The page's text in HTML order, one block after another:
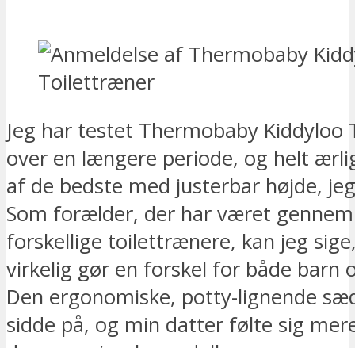
Jeg har testet Thermobaby
over en længere periode, og helt
af de bedste med justerbar højde,
Som forælder, der har været
forskellige toilettrænere, kan jeg
virkelig gør en forskel for både barn
Den ergonomiske, potty-lignende
sidde på, og min datter følte sig